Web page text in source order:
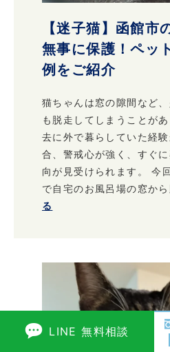
【迷子猫】函館市
無事に保護！ペッ
例をご紹介
猫ちゃんは窓の隙間など
も脱走してしまうことが
去に外で暮らしていた経
合、警戒心が強く、すぐ
向が見受けられます。 今
で自宅のお風呂場の窓か
る
LINE 無料相談